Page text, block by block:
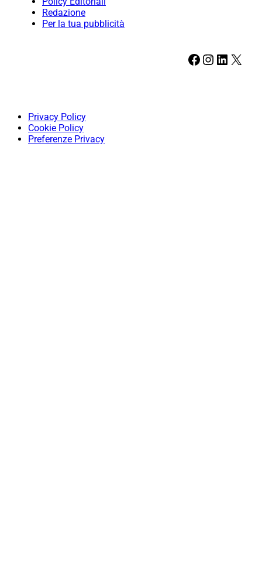
Redazione
Per la tua pubblicità
Facebook Instagram LinkedIn X
Privacy Policy
Cookie Policy
Preferenze Privacy